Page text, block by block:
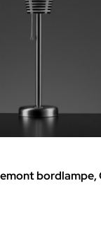
bordlampe,